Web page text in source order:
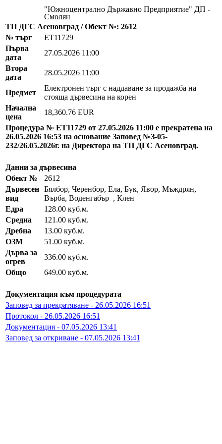
"Южноцентрално Държавно Предприятие" ДП -
Смолян
ТП ДГС Асеновград / Обект №: 2612
№ търг
EТ11729
Първа
дата
27.05.2026 11:00
Втора
дата
28.05.2026 11:00
Предмет
Електронен търг с наддаване за продажба на
стояща дървесина на корен
Начална
цена
18,360.76 EUR
Процедура № ЕТ11729 от 27.05.2026 11:00 е прекратена на
26.05.2026 16:53 на основание Заповед №З-05-
232/26.05.2026г. на Директора на ТП ДГС Асеновград.
Данни за дървесина
Обект №
2612
Дървесен
вид
Бялбор, Черенбор, Ела, Бук, Явор, Мъждрян,
Върба, Воденгабър , Клен
Едра
128.00 куб.м.
Средна
121.00 куб.м.
Дребна
13.00 куб.м.
ОЗМ
51.00 куб.м.
Дърва за
огрев
336.00 куб.м.
Общо
649.00 куб.м.
Документация към процедурата
Заповед за прекратяване - 26.05.2026 16:51
Протокол - 26.05.2026 16:51
Документация - 07.05.2026 13:41
Заповед за откриване - 07.05.2026 13:41